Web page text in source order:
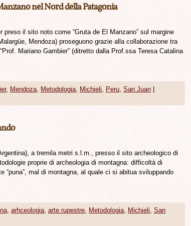
nel Nord della Patagonia
il sito noto come “Gruta de El Manzano” sul margine
Mendoza) proseguono grazie alla collaborazione tra
Mariano Gambier” (ditretto dalla Prof.ssa Teresa Catalina
, Mendoza, Metodologia, Michieli, Peru, San Juan
a tremila metri s.l.m., presso il sito archeologico di
proprie di archeologia di montagna: difficoltà di
“puna”, mal di montagna, al quale ci si abitua sviluppando
, arhceologia, arte rupestre, Metodologia, Michieli, San